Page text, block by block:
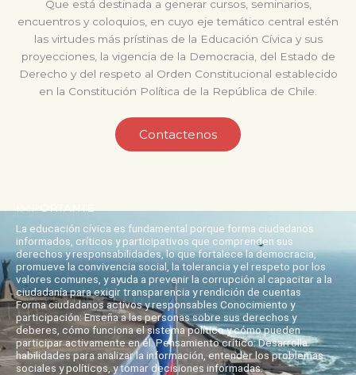
Que está destinada a generar cursos, seminarios,
encuentros y coloquios, en cuyo eje temático central estén
las virtudes más prístinas de la Educación Cívica y sus
proyecciones, la vigencia de la Democracia, del Estado de
Derecho y del respeto al Orden Constitucional establecido
en la Constitución Política de la República de Chile.
Contactenos
La educación cívica es fundamental porque forma ciudadanos
informados, críticos y participativos que comprenden sus
derechos y responsabilidades, lo que fortalece la democracia,
promueve la convivencia social, la tolerancia y el respeto por los
valores comunes, y ayuda a prevenir la corrupción al capacitar a la
ciudadanía para exigir transparencia y rendición de cuentas
Forma ciudadanos activos y responsables Conocimiento y
participación: Enseña a las personas sobre sus derechos y
deberes, cómo funciona el sistema político y cómo pueden
participar activamente en él. Pensamiento crítico: Desarrolla
habilidades para analizar la información, entender los problemas
sociales y políticos, y tomar decisiones informadas.